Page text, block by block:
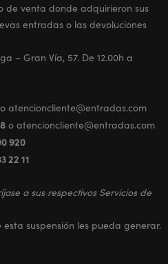
de venta donde adquirieron sus
entradas o las devoluciones
– Gran Vía, 57. De 12.00h a
o atencioncliente@entradas.com
o atencioncliente@entradas.com
920
22 11
a sus respectivos Servicios de
suspensión les pueda generar.